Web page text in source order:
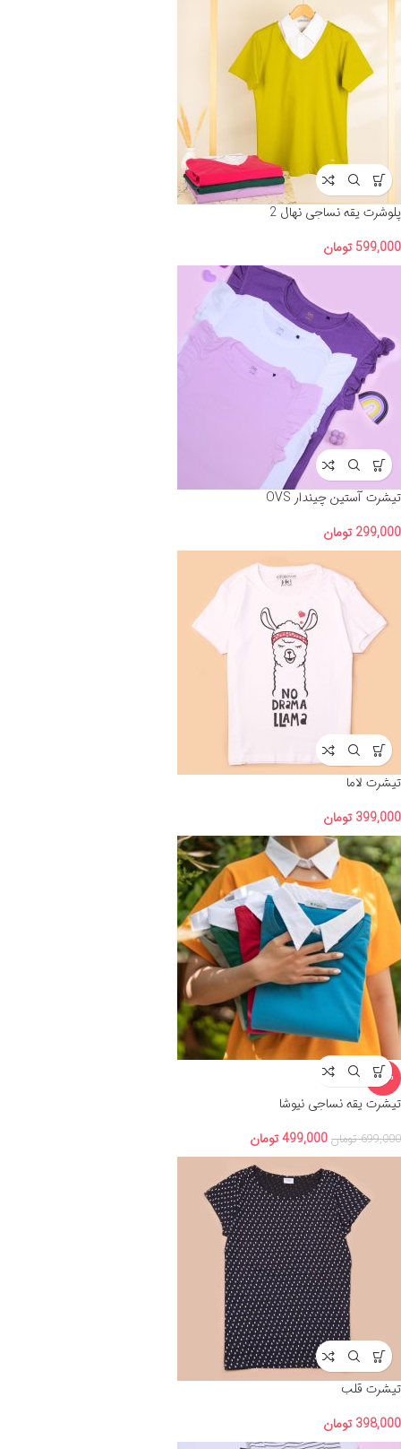
پلوشرت یقه نساجی نهال 2
599,000 تومان
تیشرت آستین چیندار OVS
299,000 تومان
تیشرت لاما
399,000 تومان
-29%
تیشرت یقه نساجی نیوشا
699,000 تومان 499,000تومان
تیشرت قلب
398,000 تومان